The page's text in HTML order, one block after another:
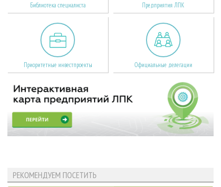
Библиотека специалиста Предприятия ЛПК
Приоритетные инвестпроекты Официальные делегации
РЕКОМЕНДУЕМ ПОСЕТИТЬ